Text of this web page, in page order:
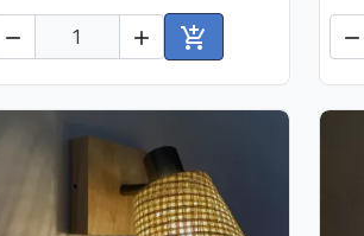
  
Ajouter au panier
